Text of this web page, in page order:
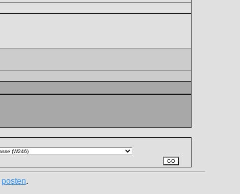
posten.